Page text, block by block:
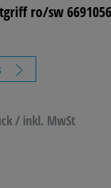
&
ro/sw 6691056
/ inkl. MwSt